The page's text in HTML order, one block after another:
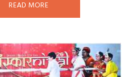
READ MORE